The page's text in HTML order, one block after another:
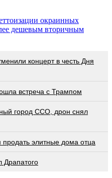
окраинных
дешевым вторичным
концерт в честь Дня
встреча с Трампом
город ССО, дрон снял
элитные дома отца
Драпатого